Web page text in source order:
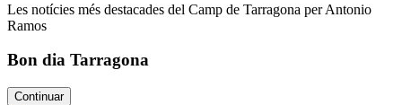
Les notícies més destacades del Camp de Tarragona per Antonio
Ramos
Bon dia Tarragona
Continuar